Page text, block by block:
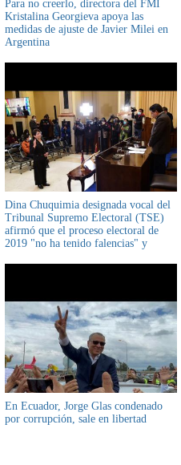
Para no creerlo, directora del FMI
Kristalina Georgieva apoya las
medidas de ajuste de Javier Milei en
Argentina
Dina Chuquimia designada vocal del
Tribunal Supremo Electoral (TSE)
afirmó que el proceso electoral de
2019 "no ha tenido falencias" y
En Ecuador, Jorge Glas condenado
por corrupción, sale en libertad